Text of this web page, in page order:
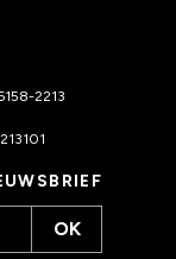
2213
OK